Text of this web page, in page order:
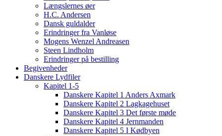
Længslernes øer
H.C. Andersen
Dansk guldalder
Erindringer fra Vanløse
Mogens Wenzel Andreasen
Steen Lindholm
Erindringer på bestilling
Begivenheder
Danskere Lydfiler
Kapitel 1-5
Danskere Kapitel 1 Anders Axmark
Danskere Kapitel 2 Lagkagehuset
Danskere Kapitel 3 Det første møde
Danskere Kapitel 4 Jernmanden
Danskere Kapitel 5 I Kødbyen